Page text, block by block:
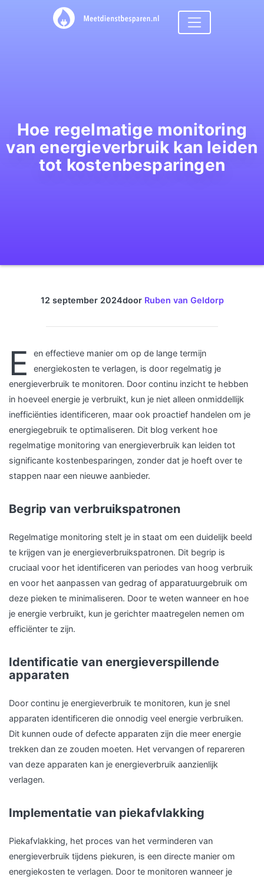
Hoe regelmatige monitoring
van energieverbruik kan leiden
tot kostenbesparingen
12 september 2024door Ruben van Geldorp
E
en effectieve manier om op de lange termijn
energiekosten te verlagen, is door regelmatig je
energieverbruik te monitoren. Door continu inzicht te hebben
in hoeveel energie je verbruikt, kun je niet alleen onmiddellijk
inefficiënties identificeren, maar ook proactief handelen om je
energiegebruik te optimaliseren. Dit blog verkent hoe
regelmatige monitoring van energieverbruik kan leiden tot
significante kostenbesparingen, zonder dat je hoeft over te
stappen naar een nieuwe aanbieder.
Begrip van verbruikspatronen
Regelmatige monitoring stelt je in staat om een duidelijk beeld
te krijgen van je energieverbruikspatronen. Dit begrip is
cruciaal voor het identificeren van periodes van hoog verbruik
en voor het aanpassen van gedrag of apparatuurgebruik om
deze pieken te minimaliseren. Door te weten wanneer en hoe
je energie verbruikt, kun je gerichter maatregelen nemen om
efficiënter te zijn.
Identificatie van energieverspillende
apparaten
Door continu je energieverbruik te monitoren, kun je snel
apparaten identificeren die onnodig veel energie verbruiken.
Dit kunnen oude of defecte apparaten zijn die meer energie
trekken dan ze zouden moeten. Het vervangen of repareren
van deze apparaten kan je energieverbruik aanzienlijk
verlagen.
Implementatie van piekafvlakking
Piekafvlakking, het proces van het verminderen van
energieverbruik tijdens piekuren, is een directe manier om
energiekosten te verlagen. Door te monitoren wanneer je